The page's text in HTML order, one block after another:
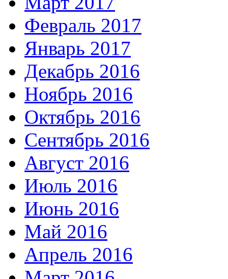
Февраль 2017
Январь 2017
Декабрь 2016
Ноябрь 2016
Октябрь 2016
Сентябрь 2016
Август 2016
Июль 2016
Июнь 2016
Май 2016
Апрель 2016